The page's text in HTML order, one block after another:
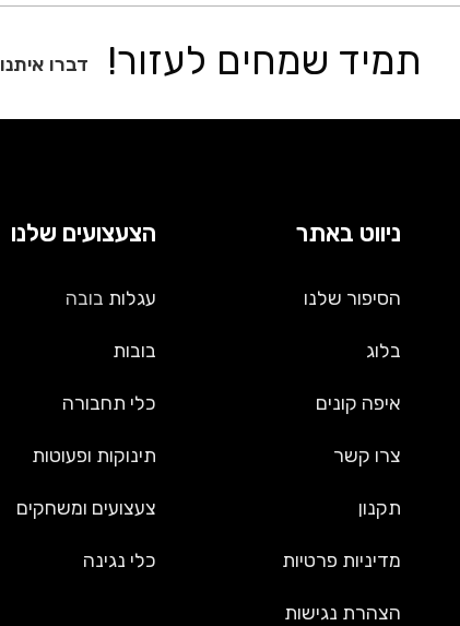
תמיד שמחים לעזור! דברו איתנו
ניווט באתר
הסיפור שלנו
בלוג
איפה קונים
צרו קשר
תקנון
מדיניות פרטיות
הצהרת נגישות
הצעצועים שלנו
עגלות בובה
בובות
כלי תחבורה
תינוקות ופעוטות
צעצועים ומשחקים
כלי נגינה